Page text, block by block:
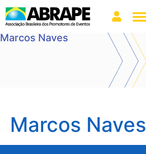
Marcos Naves
Marcos Naves